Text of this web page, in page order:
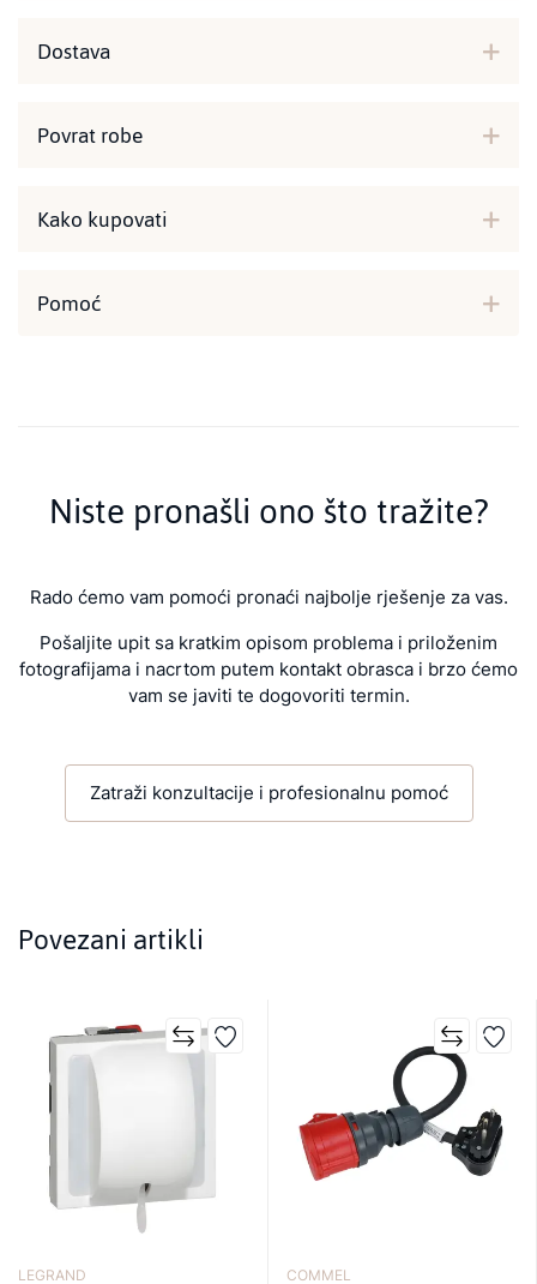
Dostava
Povrat robe
Kako kupovati
Pomoć
Niste pronašli ono što tražite?
Rado ćemo vam pomoći pronaći najbolje rješenje za vas.
Pošaljite upit sa kratkim opisom problema i priloženim
fotografijama i nacrtom putem kontakt obrasca i brzo ćemo
vam se javiti te dogovoriti termin.
Zatraži konzultacije i profesionalnu pomoć
Povezani artikli
LEGRAND COMMEL